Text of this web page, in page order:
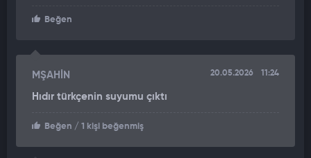
var.” ifadelerini kullandı.
Beğen
MŞAHİN 20.05.2026 11:24
Hıdır türkçenin suyumu çıktı
Beğen / 1 kişi beğenmiş